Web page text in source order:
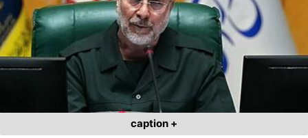
caption +